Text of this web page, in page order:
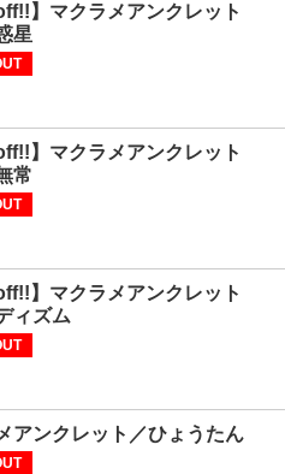
】マクラメアンクレット
星
】マクラメアンクレット
常
】マクラメアンクレット
ィズム
アンクレット／ひょうたん